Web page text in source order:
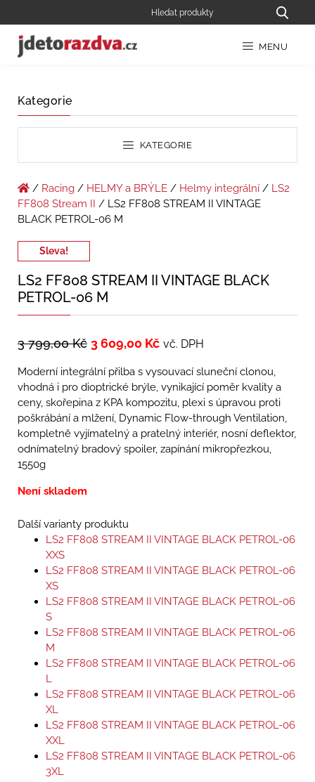
MENU
Kategorie
KATEGORIE
/ Racing / HELMY a BRÝLE / Helmy integrální / LS2
FF808 Stream II
/ LS2 FF808 STREAM II VINTAGE
BLACK PETROL-06 M
Sleva!
LS2 FF808 STREAM II VINTAGE BLACK
PETROL-06 M
3 799,00Kč 3 609,00 Kč vč. DPH
Moderní integrální přilba s vysouvací sluneční clonou,
vhodná i pro dioptrické brýle, vynikající poměr kvality a
ceny, skořepina z KPA kompozitu, plexi s úpravou proti
poškrábání a mlžení, Dynamic Flow-­through Ventilation,
kompletně vyjímatelný a pratelný interiér, nosní deflektor,
odnímatelný bradový spoiler, zapínání mikropřezkou,
1550g
Není skladem
Další varianty produktu
LS2 FF808 STREAM II VINTAGE BLACK PETROL-06
XXS
LS2 FF808 STREAM II VINTAGE BLACK PETROL-06
XS
LS2 FF808 STREAM II VINTAGE BLACK PETROL-06
S
LS2 FF808 STREAM II VINTAGE BLACK PETROL-06
M
LS2 FF808 STREAM II VINTAGE BLACK PETROL-06
L
LS2 FF808 STREAM II VINTAGE BLACK PETROL-06
XL
LS2 FF808 STREAM II VINTAGE BLACK PETROL-06
XXL
LS2 FF808 STREAM II VINTAGE BLACK PETROL-06
3XL